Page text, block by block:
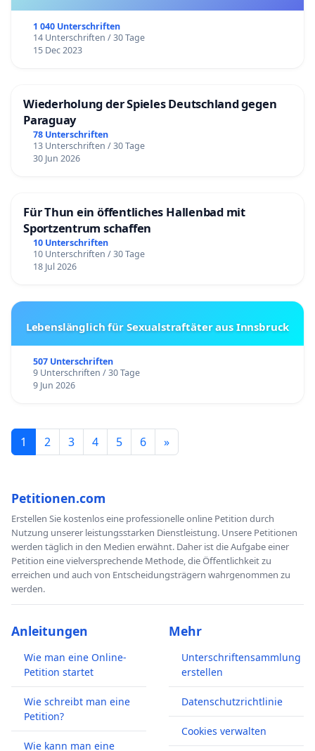
1 040 Unterschriften
14 Unterschriften / 30 Tage
15 Dec 2023
Wiederholung der Spieles Deutschland gegen
Paraguay
78 Unterschriften
13 Unterschriften / 30 Tage
30 Jun 2026
Für Thun ein öffentliches Hallenbad mit
Sportzentrum schaffen
10 Unterschriften
10 Unterschriften / 30 Tage
18 Jul 2026
Lebenslänglich für Sexualstraftäter aus Innsbruck
507 Unterschriften
9 Unterschriften / 30 Tage
9 Jun 2026
1 2 3 4 5 6 »
Petitionen.com
Erstellen Sie kostenlos eine professionelle online Petition durch
Nutzung unserer leistungsstarken Dienstleistung. Unsere Petitionen
werden täglich in den Medien erwähnt. Daher ist die Aufgabe einer
Petition eine vielversprechende Methode, die Öffentlichkeit zu
erreichen und auch von Entscheidungsträgern wahrgenommen zu
werden.
Anleitungen
Wie man eine Online-
Petition startet
Wie schreibt man eine
Petition?
Wie kann man eine
Mehr
Unterschriftensammlung
erstellen
Datenschutzrichtlinie
Cookies verwalten